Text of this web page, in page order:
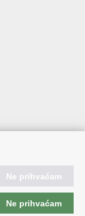
Ne prihvaćam
Ne prihvaćam